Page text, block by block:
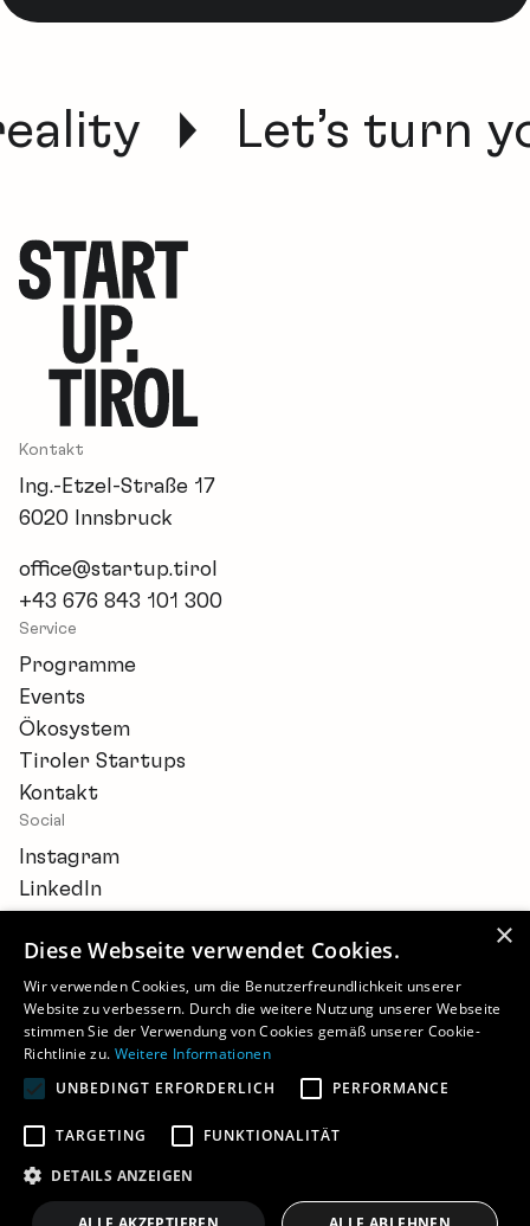
Let’s turn
Kontakt
Ing.-Etzel-Straße 17
6020 Innsbruck
office@startup.tirol
+43 676 843 101 300
Service
Programme
Events
Ökosystem
Tiroler Startups
Kontakt
Social
Instagram
LinkedIn
©2026 - STARTUP.TIROL
Newsletter
Barrierefreiheitserklärung
Impressum
×
Diese Webseite verwendet Cookies.
Wir verwenden Cookies, um die Benutzerfreundlichkeit unserer
Website zu verbessern. Durch die weitere Nutzung unserer Webseite
stimmen Sie der Verwendung von Cookies gemäß unserer Cookie-
Richtlinie zu. Weitere Informationen
UNBEDINGT ERFORDERLICH
PERFORMANCE
TARGETING
FUNKTIONALITÄT
DETAILS ANZEIGEN